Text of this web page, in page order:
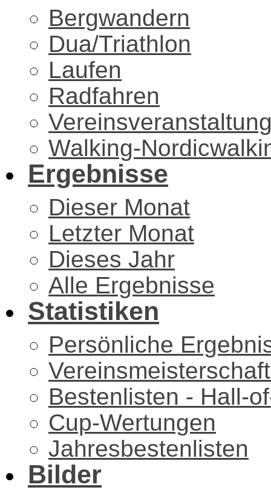
Bergwandern
Dua/Triathlon
Laufen
Radfahren
Walking-
Ergebnisse
Dieser Monat
Letzter Monat
Dieses Jahr
Alle Ergebnisse
Statistiken
Persönliche
Bestenlisten - Hall-
Cup-Wertungen
Jahresbestenlisten
Bilder